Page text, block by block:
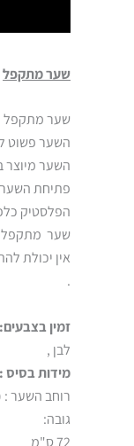
שער מתקפל
שער מתקפל
השער פשוט
השער מיוצר
פתיחת
הפלסטיק
שער מתקפל
אין יכולת
.
זמין בצבעים:
לבן ,
מידות בסיס :
רוחב השער : (30 ס"מ עד 89
גובה:
72 ס"מ